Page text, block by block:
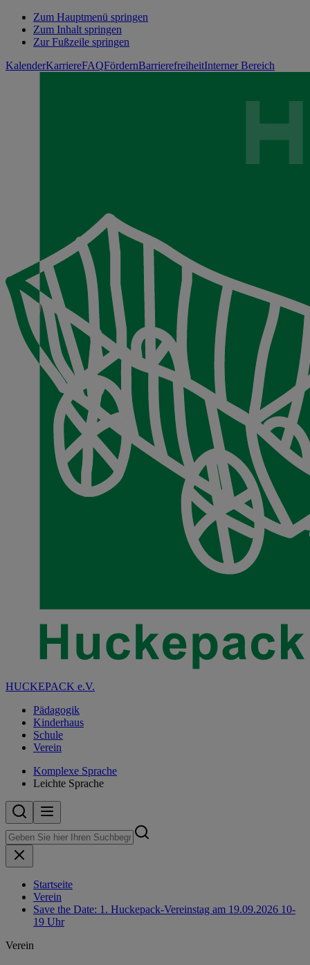
Zum Hauptmenü springen
Zum Inhalt springen
Zur Fußzeile springen
KalenderKarriereFAQFördernBarrierefreiheitInterner Bereich
HUCKEPACK e.V.
Pädagogik
Kinderhaus
Schule
Verein
Komplexe Sprache
Leichte Sprache
Startseite
Verein
Save the Date: 1. Huckepack-Vereinstag am 19.09.2026 10-
19 Uhr
Verein